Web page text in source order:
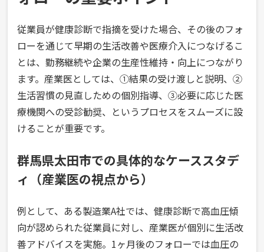
従業員が健康診断で指摘を受けた場合、その後のフォ
ローを通じて早期の生活改善や医療介入につなげるこ
とは、勤務継続や企業の生産性維持・向上につながり
ます。産業医としては、①結果の受け渡しと説明、②
生活習慣の見直しための個別指導、③必要に応じた医
療機関への受診勧奨、というプロセスをスムーズに設
けることが重要です。
群馬県太田市での具体的なケーススタデ
ィ（産業医の視点から）
例として、ある製造業A社では、健康診断で高血圧傾
向が認められた従業員に対し、産業医が個別に生活改
善アドバイスを実施。1ヶ月後のフォローでは血圧の